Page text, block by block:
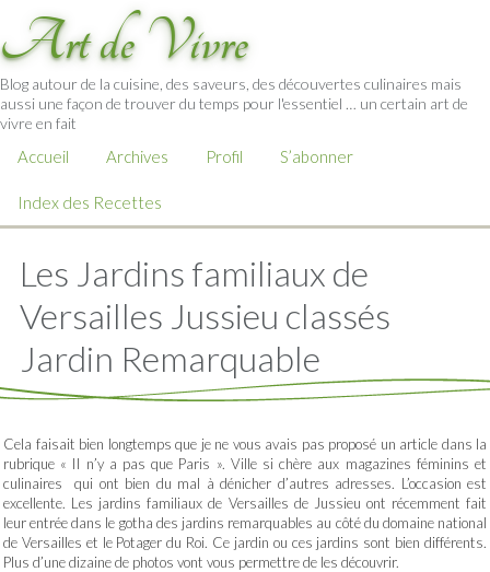
Art de Vivre
Blog autour de la cuisine, des saveurs, des découvertes culinaires mais
aussi une façon de trouver du temps pour l'essentiel … un certain art de
vivre en fait
Accueil Archives Profil S’abonner
Index des Recettes
Les Jardins familiaux de
Versailles Jussieu classés
Jardin Remarquable
Cela faisait bien longtemps que je ne vous avais pas proposé un article dans la
rubrique « Il n’y a pas que Paris ». Ville si chère aux magazines féminins et
culinaires qui ont bien du mal à dénicher d’autres adresses. L’occasion est
excellente. Les jardins familiaux de Versailles de Jussieu ont récemment fait
leur entrée dans le gotha des jardins remarquables au côté du domaine national
de Versailles et le Potager du Roi. Ce jardin ou ces jardins sont bien différents.
Plus d’une dizaine de photos vont vous permettre de les découvrir.